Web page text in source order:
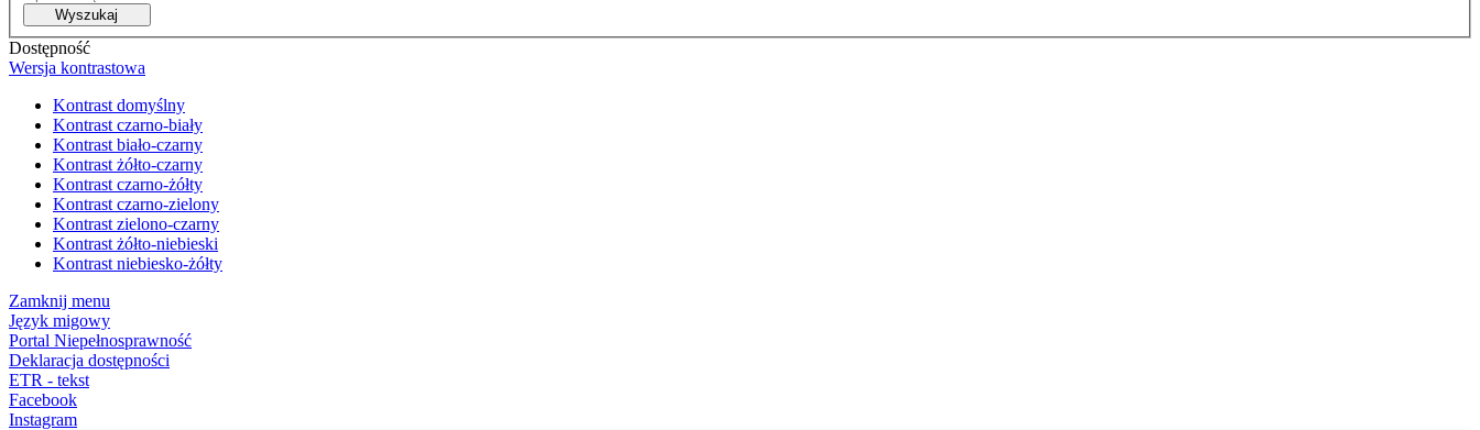
Wyszukaj
Dostępność
Wersja kontrastowa
Kontrast domyślny
Kontrast czarno-biały
Kontrast biało-czarny
Kontrast żółto-czarny
Kontrast czarno-żółty
Kontrast czarno-zielony
Kontrast zielono-czarny
Kontrast żółto-niebieski
Kontrast niebiesko-żółty
Zamknij menu
Język migowy
Portal Niepełnosprawność
Deklaracja dostępności
ETR - tekst
Facebook
Instagram